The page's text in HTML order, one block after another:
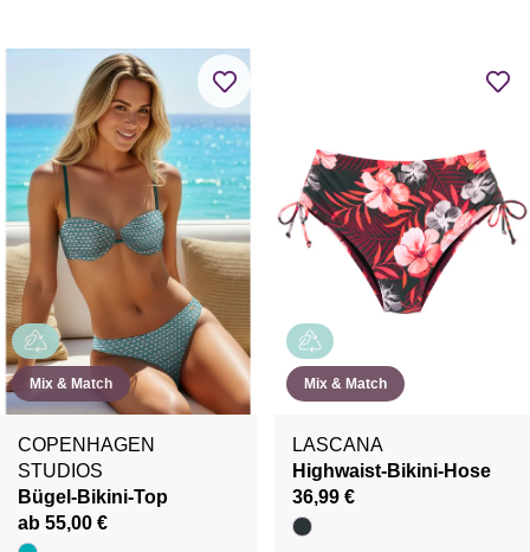
Mix & Match
COPENHAGEN
STUDIOS
Bügel-Bikini-Top
ab 55,00 €
Mix & Match
LASCANA
Highwaist-Bikini-Hose
36,99 €